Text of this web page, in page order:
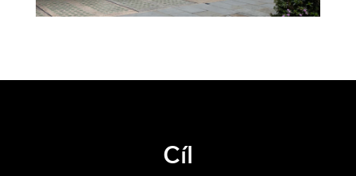
Cíl